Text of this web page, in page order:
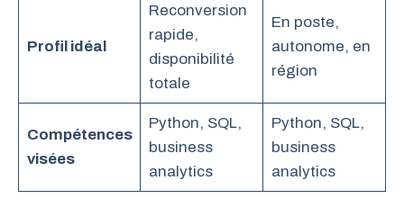
Profil idéal
Reconversion
rapide,
disponibilité
totale
En poste,
autonome, en
région
Compétences
visées
Python, SQL,
business
analytics
Python, SQL,
business
analytics